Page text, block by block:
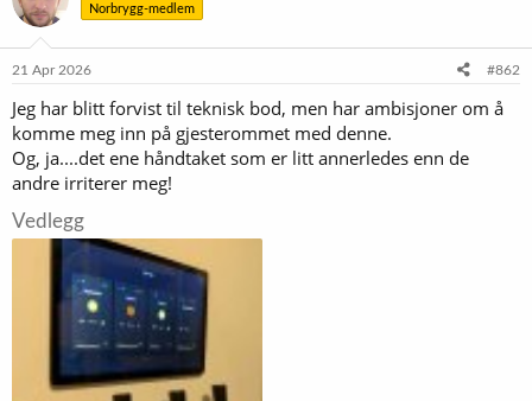
j
o
e
:
Norbrygg-medlem
21 Apr 2026 #862
Jeg har blitt forvist til teknisk bod, men har ambisjoner om å
komme meg inn på gjesterommet med denne.
Og, ja....det ene håndtaket som er litt annerledes enn de
andre irriterer meg!
Vedlegg